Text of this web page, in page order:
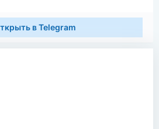
в Telegram